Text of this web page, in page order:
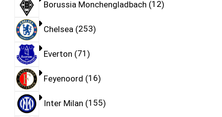
Borussia Monchengladbach 12
Chelsea 253
Everton 71
Feyenoord 16
Inter Milan 155